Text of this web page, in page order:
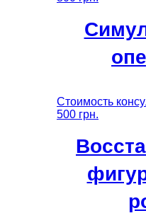
Стоимость
500 грн.